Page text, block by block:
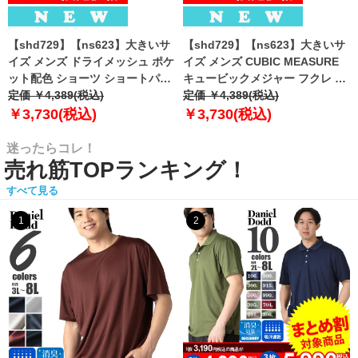
【shd729】【ns623】大きいサ
イズ メンズ ドライメッシュ ポケ
ット配色 ショーツ ショートパン
ツ ハーフパンツ 春夏新作
302252az 【fre】
定価 ￥4,389(税込)
￥3,730(税込)
【shd729】【ns623】大きいサ
イズ メンズ CUBIC MEASURE
キュービックメジャー フクレ エ
ンボス 迷彩柄 ショーツ ショート
パンツ ハーフパンツ 春夏新作
定価 ￥4,389(税込)
￥3,730(税込)
迷ったらコレ！
売れ筋TOPランキング！
すべて見る
1 2